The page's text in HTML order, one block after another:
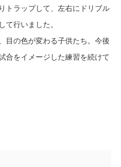
トラップして、左右にドリブル
て行いました。
目の色が変わる子供たち。今後
合をイメージした練習を続けて